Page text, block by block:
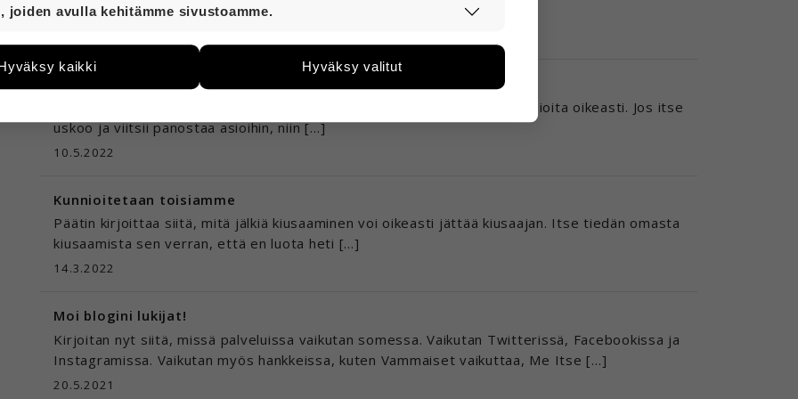
ilmatteeksi. Kyllä työnteosta pitää saada oikeudenmukainen […]
Miten voi vaikuttaa?
Minusta on todella hyvä juttu, että voimme edistää omilla teoillamme asioita oikeasti. Jos itse
uskoo ja viitsii panostaa asioihin, niin […]
10.5.2022
Kunnioitetaan toisiamme
Päätin kirjoittaa siitä, mitä jälkiä kiusaaminen voi oikeasti jättää kiusaajan. Itse tiedän omasta
kiusaamista sen verran, että en luota heti […]
14.3.2022
Moi blogini lukijat!
Kirjoitan nyt siitä, missä palveluissa vaikutan somessa. Vaikutan Twitterissä, Facebookissa ja
Instagramissa. Vaikutan myös hankkeissa, kuten Vammaiset vaikuttaa, Me Itse […]
20.5.2021
joiden avulla kehitämme sivustoamme.
kehittää sivustoamme vastaamaan paremmin käyttäjien tarpeita.
esimerkiksi kävijämääristä ja siitä, mitä sivuja käytetään ja miten
Emme kuitenkaan kerää henkilötietoja kuten nimiä, eikä tietoja
Hyväksy kaikki Hyväksy valitut